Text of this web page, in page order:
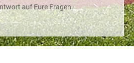
auf Eure Fragen.